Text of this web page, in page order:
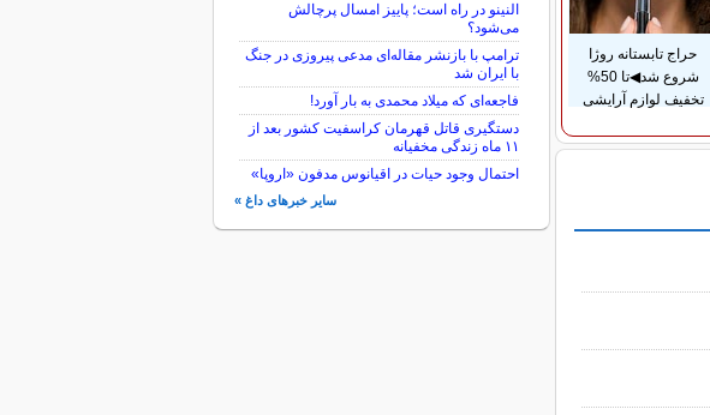
حراج تابستانه روژا
شروع شد◀تا 50%
تخفیف لوازم آرایشی
النینو در راه است؛ پاییز امسال پرچالش
می‌شود؟
ترامپ با بازنشر مقاله‌ای مدعی پیروزی در جنگ
با ایران شد
فاجعه‌ای که میلاد محمدی به بار آورد!
دستگیری قاتل قهرمان کراسفیت کشور بعد از
۱۱ ماه زندگی مخفیانه
احتمال وجود حیات در اقیانوس مدفون «اروپا»
سایر خبرهای داغ »